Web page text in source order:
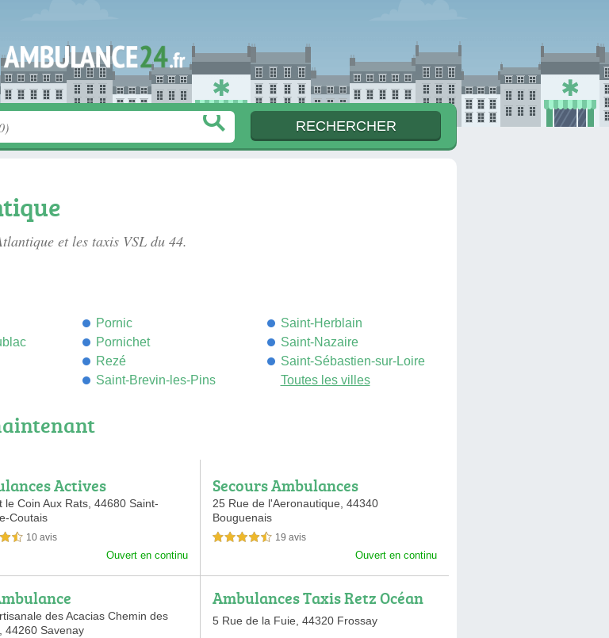
et les taxis VSL du 44.
Pornic
Pornichet
Rezé
Saint-Brevin-les-Pins
Saint-Herblain
Saint-Nazaire
Saint-Sébastien-sur-Loire
Toutes les villes
Actives
le Coin Aux Rats,44680 Saint-
Coutais
sur 5 10 avis
Ouvert en continu
Secours Ambulances
25 Rue de l'Aeronautique, 44340
Bouguenais
4,5 étoiles sur 5 19 avis
Ouvert en continu
des Acacias Chemin des
44260 Savenay
Ambulances Taxis Retz Océan
5 Rue de la Fuie, 44320 Frossay